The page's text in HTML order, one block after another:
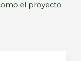
el proyecto